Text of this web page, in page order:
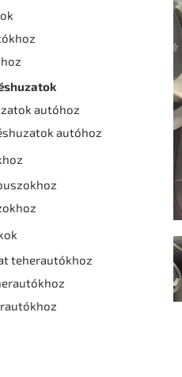
autóhoz
autóhoz
teherautókhoz